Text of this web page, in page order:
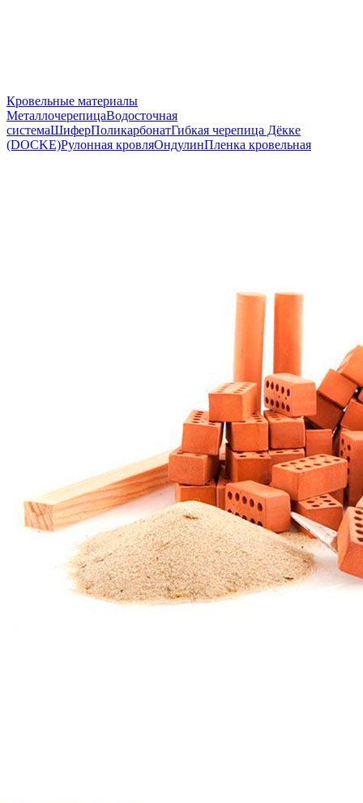
Кровельные материалы
МеталлочерепицаВодосточная
системаШиферПоликарбонатГибкая черепица Дёкке
(DOCKE)Рулонная кровляОндулинПленка кровельная